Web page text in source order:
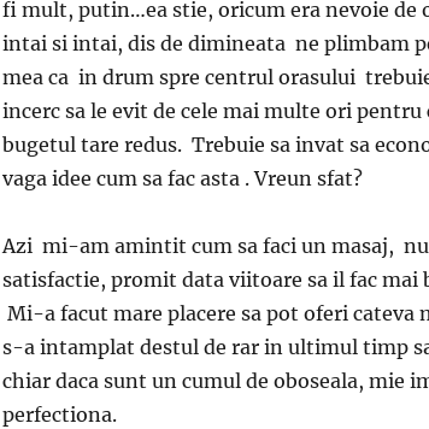
fi mult, putin…ea stie, oricum era nevoie de
intai si intai, dis de dimineata ne plimbam
mea ca in drum spre centrul orasului
incerc sa le evit de cele mai multe ori
bugetul tare redus. Trebuie sa invat sa
vaga idee cum sa fac asta . Vreun sfat?
Azi mi-am amintit cum sa faci un masaj, nu
satisfactie, promit data viitoare sa il fac
Mi-a facut mare placere sa pot oferi cateva
s-a intamplat destul de rar in ultimul timp sa
chiar daca sunt un cumul de oboseala, mie
perfectiona.